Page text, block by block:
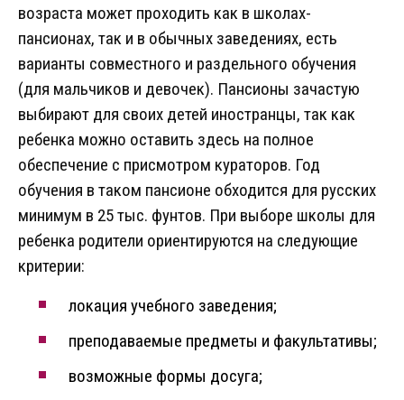
возраста может проходить как в школах-
пансионах, так и в обычных заведениях, есть
варианты совместного и раздельного обучения
(для мальчиков и девочек). Пансионы зачастую
выбирают для своих детей иностранцы, так как
ребенка можно оставить здесь на полное
обеспечение с присмотром кураторов. Год
обучения в таком пансионе обходится для русских
минимум в 25 тыс. фунтов. При выборе школы для
ребенка родители ориентируются на следующие
критерии:
локация учебного заведения;
преподаваемые предметы и факультативы;
возможные формы досуга;